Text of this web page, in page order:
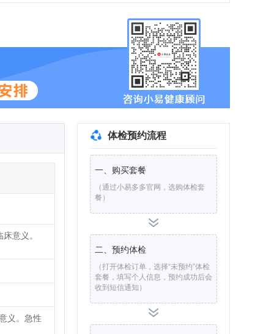
意义。
义。急性
体检预约流程
一、购买套餐
（通过小易多多官网，选购体检套
餐）
二、预约体检
（打开体检订单，选择“未预约”体检
套餐，填写个人信息，预约成功后会
收到短信通知）